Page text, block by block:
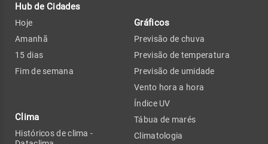
Hub de Cidades
Hoje
Amanhã
15 dias
Fim de semana
Clima
Históricos de clima -
Gráficos
Previsão de chuva
Previsão de temperatura
Previsão de umidade
Vento hora a hora
Índice UV
Tábua de marés
Climatologia